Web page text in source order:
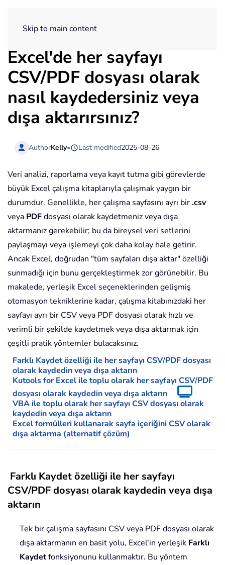
Skip to main content
Excel'de her sayfayı
CSV/PDF dosyası olarak
nasıl kaydedersiniz veya
dışa aktarırsınız?
AuthorKelly• Last modified2025-08-26
Veri analizi, raporlama veya kayıt tutma gibi görevlerde
büyük Excel çalışma kitaplarıyla çalışmak yaygın bir
durumdur. Genellikle, her çalışma sayfasını ayrı bir.csv
veya PDFdosyası olarak kaydetmeniz veya dışa
aktarmanız gerekebilir; bu da bireysel veri setlerini
paylaşmayı veya işlemeyi çok daha kolay hale getirir.
Ancak Excel, doğrudan "tüm sayfaları dışa aktar" özelliği
sunmadığı için bunu gerçekleştirmek zor görünebilir. Bu
makalede, yerleşik Excel seçeneklerinden gelişmiş
otomasyon tekniklerine kadar, çalışma kitabınızdaki her
sayfayı ayrı bir CSV veya PDF dosyası olarak hızlı ve
verimli bir şekilde kaydetmek veya dışa aktarmak için
çeşitli pratik yöntemler bulacaksınız.
Farklı Kaydet özelliği ile her sayfayı CSV/PDF dosyası
olarak kaydedin veya dışa aktarın
Kutools for Excel ile toplu olarak her sayfayı CSV/PDF
dosyası olarak kaydedin veya dışa aktarın
VBA ile toplu olarak her sayfayı CSV dosyası olarak
kaydedin veya dışa aktarın
Excel formülleri kullanarak sayfa içeriğini CSV olarak
dışa aktarma (alternatif çözüm)
Farklı Kaydet özelliği ile her sayfayı
CSV/PDF dosyası olarak kaydedin veya dışa
aktarın
Tek bir çalışma sayfasını CSV veya PDF dosyası olarak
dışa aktarmanın en basit yolu, Excel'in yerleşik Farklı
Kaydetfonksiyonunu kullanmaktır. Bu yöntem